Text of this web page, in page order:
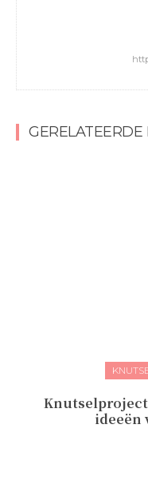
GERELATEERDE
ideeën